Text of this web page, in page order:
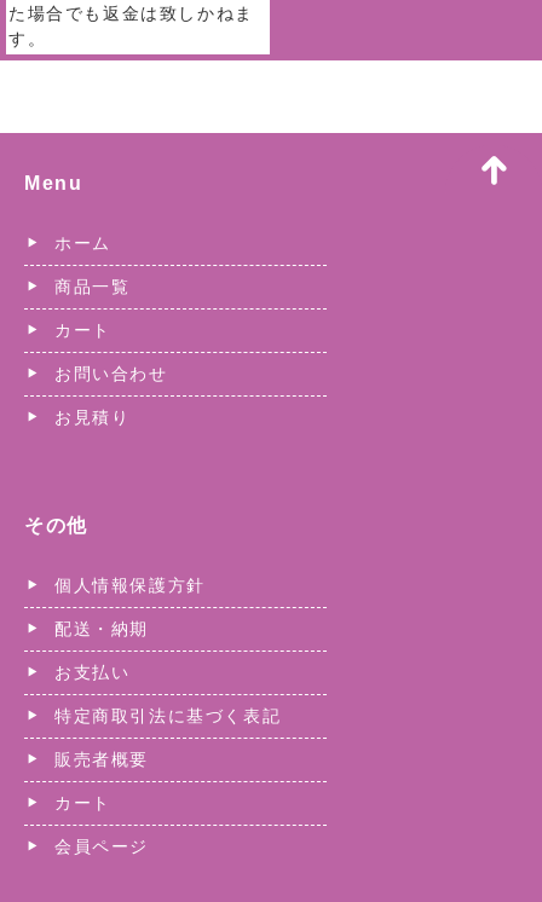
た場合でも返金は致しかねま
す。
Menu
ホーム
商品一覧
カート
お問い合わせ
お見積り
その他
個人情報保護方針
配送・納期
お支払い
特定商取引法に基づく表記
販売者概要
カート
会員ページ